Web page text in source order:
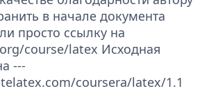
в начале документа
просто ссылку на
course/latex Исходная
---
coursera/latex/1.1